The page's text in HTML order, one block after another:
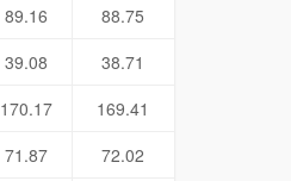
89.16
88.75
39.08
38.71
170.17
169.41
71.87
72.02